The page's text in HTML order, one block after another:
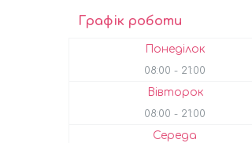
Графік роботи
Понеділок
08:00 21:00
Вівторок
08:00 21:00
Середа